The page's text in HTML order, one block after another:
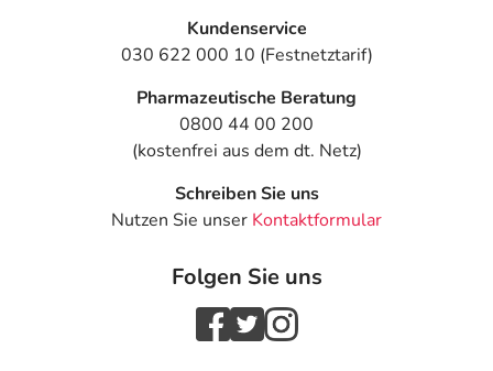
Kundenservice
030 622 000 10 (Festnetztarif)
Pharmazeutische Beratung
0800 44 00 200
(kostenfrei aus dem dt. Netz)
Schreiben Sie uns
Nutzen Sie unser Kontaktformular
Folgen Sie uns